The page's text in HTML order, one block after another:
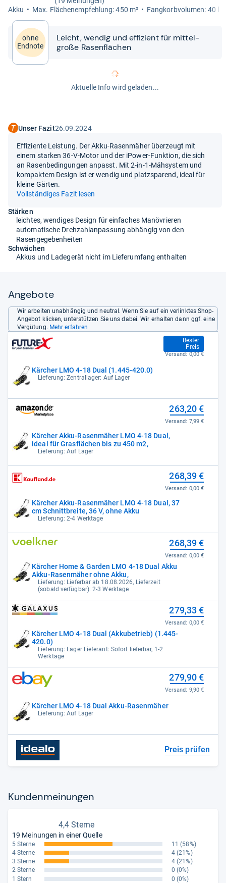
Akku
Max. Flä­chen­emp­feh­lung: 450 m² Fang­korb­vo­lu­men: 40 l
ohne
Endnote
Leicht, wen­dig und effi­zi­ent für mit­tel­
große Rasen­flä­chen
Aktuelle Info wird geladen...
Unser Fazit26.09.2024
Effiziente Leistung. Der Akku-Rasenmäher überzeugt mit
einem starken 36-V-Motor und der iPower-Funktion, die sich
an Rasenbedingungen anpasst. Mit 2-in-1-Mähsystem und
kompaktem Design ist er wendig und platzsparend, ideal für
kleine Gärten.
Vollständiges Fazit lesen
Stärken
leichtes, wendiges Design für einfaches Manövrieren
automatische Drehzahlanpassung abhängig von den
Rasengegebenheiten
Schwächen
Akkus und Ladegerät nicht im Lieferumfang enthalten
Angebote
Wir arbeiten unabhängig und neutral. Wenn Sie auf ein verlinktes Shop-
Angebot klicken, unterstützen Sie uns dabei. Wir erhalten dann ggf. eine
Vergütung. Mehr erfahren
Kärcher LMO 4-18 Dual (1.445-420.0)
Lieferung: Zentrallager: Auf Lager
Bester
Preis
239,79 €
Versand: 0,00 €
Kärcher Akku-Rasenmäher LMO 4-18 Dual,
ideal für Grasflächen bis zu 450 m2,
Lieferung: Auf Lager
263,20 €
Versand: 7,99 €
Kärcher Akku-Rasenmäher LMO 4-18 Dual, 37
cm Schnittbreite, 36 V, ohne Akku
Lieferung: 2-4 Werktage
268,39 €
Versand: 0,00 €
Kärcher Home & Garden LMO 4-18 Dual Akku
Akku-Rasenmäher ohne Akku,
Lieferung: Lieferbar ab 18.08.2026, Lieferzeit
(sobald verfügbar): 2-3 Werktage
268,39 €
Versand: 0,00 €
Kärcher LMO 4-18 Dual (Akkubetrieb) (1.445-
420.0)
Lieferung: Lager Lieferant: Sofort lieferbar, 1-2
Werktage
279,33 €
Versand: 0,00 €
Kärcher LMO 4-18 Dual Akku-Rasenmäher
Lieferung: Auf Lager
279,90 €
Versand: 9,90 €
Preis prüfen
Kun­den­mei­nun­gen
4,4 Sterne
19 Meinungen in einer Quelle
5 Sterne 11 (58%)
4 Sterne
4 (21%)
3 Sterne
4 (21%)
2 Sterne
0 (0%)
1 Stern
0 (0%)